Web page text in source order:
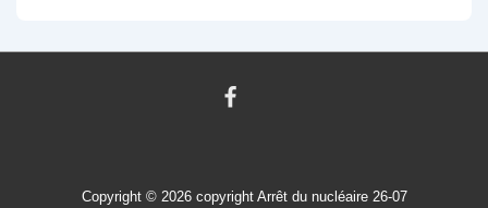
Copyright © 2026 copyright Arrêt du nucléaire 26-07